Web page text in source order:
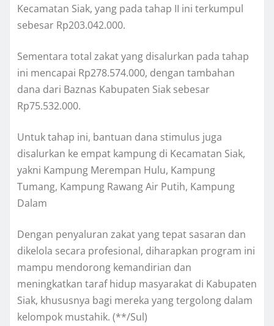
Kecamatan Siak, yang pada tahap II ini terkumpul
sebesar Rp203.042.000.
Sementara total zakat yang disalurkan pada tahap
ini mencapai Rp278.574.000, dengan tambahan
dana dari Baznas Kabupaten Siak sebesar
Rp75.532.000.
Untuk tahap ini, bantuan dana stimulus juga
disalurkan ke empat kampung di Kecamatan Siak,
yakni Kampung Merempan Hulu, Kampung
Tumang, Kampung Rawang Air Putih, Kampung
Dalam
Dengan penyaluran zakat yang tepat sasaran dan
dikelola secara profesional, diharapkan program ini
mampu mendorong kemandirian dan
meningkatkan taraf hidup masyarakat di Kabupaten
Siak, khususnya bagi mereka yang tergolong dalam
kelompok mustahik. (**/Sul)